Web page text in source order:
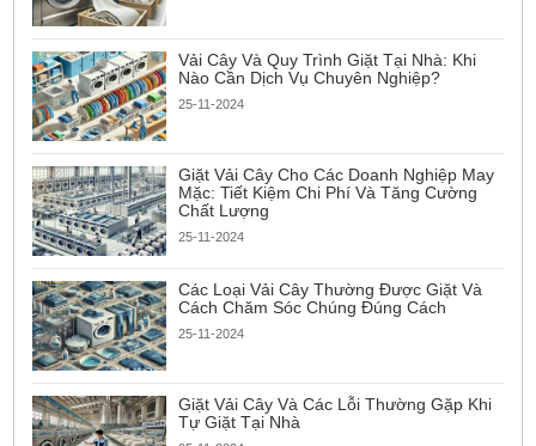
Vải Cây Và Quy Trình Giặt Tại Nhà: Khi
Nào Cần Dịch Vụ Chuyên Nghiệp?
25-11-2024
Giặt Vải Cây Cho Các Doanh Nghiệp May
Mặc: Tiết Kiệm Chi Phí Và Tăng Cường
Chất Lượng
25-11-2024
Các Loại Vải Cây Thường Được Giặt Và
Cách Chăm Sóc Chúng Đúng Cách
25-11-2024
Giặt Vải Cây Và Các Lỗi Thường Gặp Khi
Tự Giặt Tại Nhà